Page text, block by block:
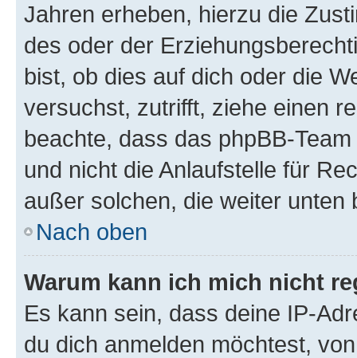
Jahren erheben, hierzu die
des oder der
bist, ob dies auf dich oder die
versuchst, zutrifft, ziehe einen
beachte, dass das phpBB-
und nicht die Anlaufstelle für
außer solchen, die weiter unten
Nach oben
Warum kann ich mich nicht
Es kann sein, dass deine IP-
du dich anmelden möchtest,